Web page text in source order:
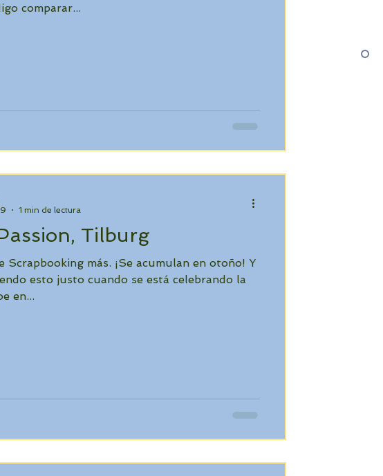
comparar...
Tilburg
Scrapbooking más. ¡Se acumulan en otoño! Y
esto justo cuando se está celebrando la
en...
1 min de lectura